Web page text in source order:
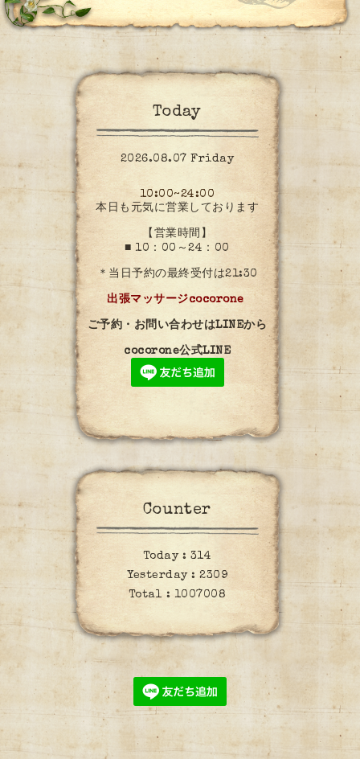
Today
2026.08.07 Friday
10:00~24:00
本日も元気に営業しております
【営業時間】
■ 10：00～24：00
＊当日予約の最終受付は21:30
出張マッサージcocorone
ご予約・お問い合わせはLINEから
cocorone公式LINE
Counter
Today : 314
Yesterday : 2309
Total : 1007008